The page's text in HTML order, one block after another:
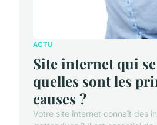
ACTU
Site internet qui
quelles sont les
causes ?
Votre site internet connaît des